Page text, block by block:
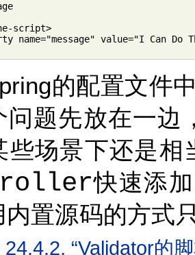
script>
name="message" value="I Can Do
的配置文件
问题先放在一边
些场景下还是相
快速添
内置源码的方式
“Validator的